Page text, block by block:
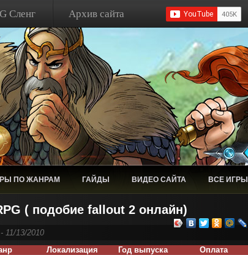
Сленг Архив сайта
ПО ЖАНРАМ ГАЙДЫ ВИДЕО САЙТА ВСЕ ИГРЫ
( подобие fallout 2 онлайн)
- 11/13/2010
Локализация Год выпуска
Оплата